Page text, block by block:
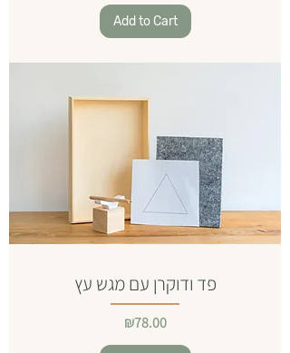
Add to Cart
פד ודוקרן עם מגש עץ
Price
₪78.00